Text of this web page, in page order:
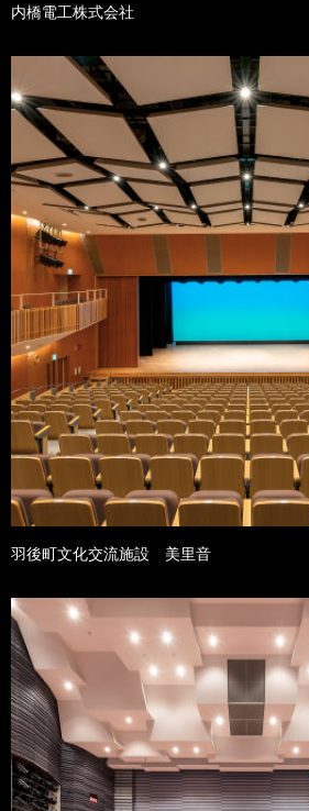
内橋電工株式会社
羽後町文化交流施設 美里音